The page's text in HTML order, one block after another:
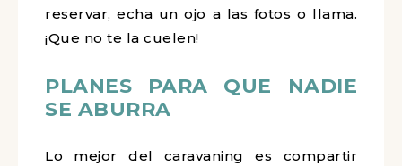
reservar, echa un ojo a las fotos o llama.
¡Que no te la cuelen!
PLANES PARA QUE NADIE
SE ABURRA
Lo mejor del caravaning es compartir